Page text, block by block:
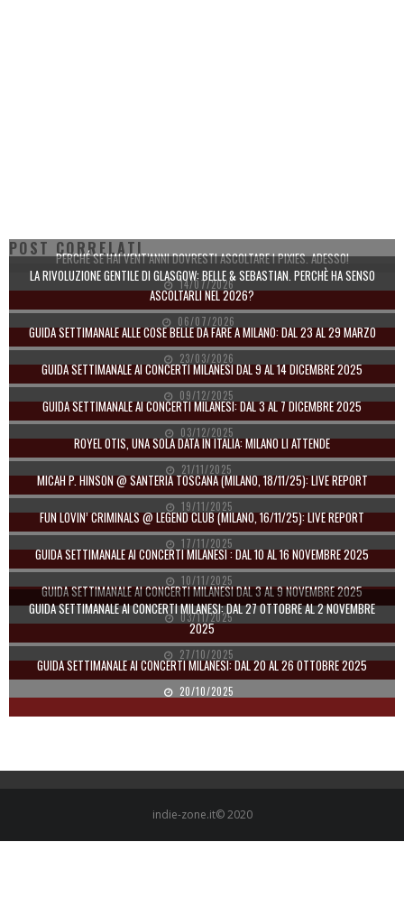
POST CORRELATI
PERCHÉ SE HAI VENT’ANNI DOVRESTI ASCOLTARE I PIXIES. ADESSO!
14/07/2026
LA RIVOLUZIONE GENTILE DI GLASGOW: BELLE & SEBASTIAN. PERCHÈ HA SENSO
ASCOLTARLI NEL 2026?
06/07/2026
GUIDA SETTIMANALE ALLE COSE BELLE DA FARE A MILANO: DAL 23 AL 29 MARZO
23/03/2026
GUIDA SETTIMANALE AI CONCERTI MILANESI DAL 9 AL 14 DICEMBRE 2025
09/12/2025
GUIDA SETTIMANALE AI CONCERTI MILANESI: DAL 3 AL 7 DICEMBRE 2025
03/12/2025
ROYEL OTIS, UNA SOLA DATA IN ITALIA: MILANO LI ATTENDE
21/11/2025
MICAH P. HINSON @ SANTERIA TOSCANA (MILANO, 18/11/25): LIVE REPORT
19/11/2025
FUN LOVIN’ CRIMINALS @ LEGEND CLUB (MILANO, 16/11/25): LIVE REPORT
17/11/2025
GUIDA SETTIMANALE AI CONCERTI MILANESI : DAL 10 AL 16 NOVEMBRE 2025
10/11/2025
GUIDA SETTIMANALE AI CONCERTI MILANESI DAL 3 AL 9 NOVEMBRE 2025
03/11/2025
GUIDA SETTIMANALE AI CONCERTI MILANESI: DAL 27 OTTOBRE AL 2 NOVEMBRE
2025
27/10/2025
GUIDA SETTIMANALE AI CONCERTI MILANESI: DAL 20 AL 26 OTTOBRE 2025
20/10/2025
indie-zone.it© 2020